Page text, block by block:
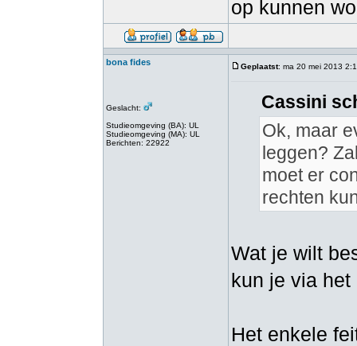
op kunnen
bona fides
Geslacht:
Studieomgeving (BA): UL
Studieomgeving (MA): UL
Berichten: 22922
Geplaatst: ma 20 mei 2013
Cassini
Ok, maar
leggen?
moet er
rechten
Wat je wilt
kun je via
Het enkele